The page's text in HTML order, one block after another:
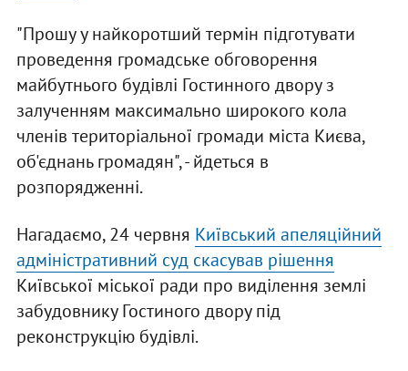
"Прошу у найкоротший термін підготувати
проведення громадське обговорення
майбутнього будівлі Гостинного двору з
залученням максимально широкого кола
членів територіальної громади міста Києва,
об'єднань громадян", - йдеться в
розпорядженні.
Нагадаємо, 24 червня Київський апеляційний
адміністративний суд скасував рішення
Київської міської ради про виділення землі
забудовнику Гостиного двору під
реконструкцію будівлі.